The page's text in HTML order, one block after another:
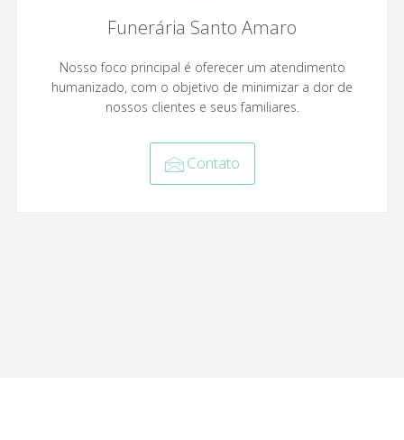
Funerária Santo Amaro
Nosso foco principal é oferecer um atendimento
humanizado, com o objetivo de minimizar a dor de
nossos clientes e seus familiares.
Contato